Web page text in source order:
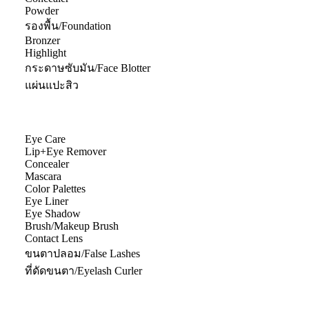
Powder
รองพื้น/Foundation
Bronzer
Highlight
กระดาษซับมัน/Face Blotter
แผ่นแปะสิว
Eye Care
Lip+Eye Remover
Concealer
Mascara
Color Palettes
Eye Liner
Eye Shadow
Brush/Makeup Brush
Contact Lens
ขนตาปลอม/False Lashes
ที่ดัดขนตา/Eyelash Curler